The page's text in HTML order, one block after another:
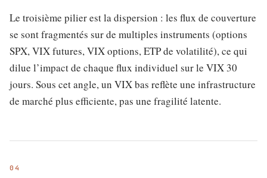
Le troisième pilier est la dispersion : les flux de couverture
se sont fragmentés sur de multiples instruments (options
SPX, VIX futures, VIX options, ETP de volatilité), ce qui
dilue l’impact de chaque flux individuel sur le VIX 30
jours. Sous cet angle, un VIX bas reflète une infrastructure
de marché plus efficiente, pas une fragilité latente.